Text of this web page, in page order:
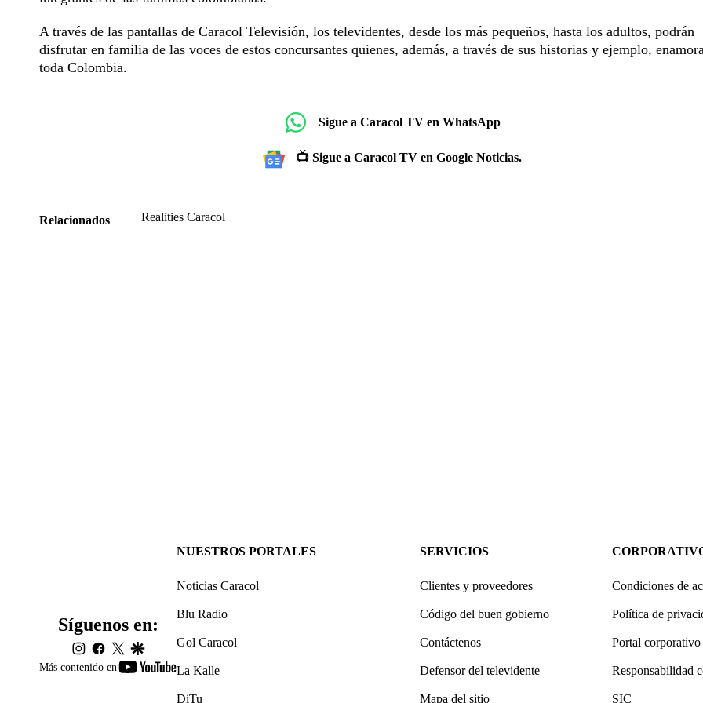
A través de las pantallas de Caracol Televisión, los televidentes, desde los más pequeños, hasta los adultos, podrán
disfrutar en familia de las voces de estos concursantes quienes, además, a través de sus historias y ejemplo,
toda Colombia.
Sigue a Caracol TV en WhatsApp
📺 Sigue a Caracol TV en Google Noticias.
Relacionados Realities Caracol
Más contenido en
youtube-
Síguenos en:
instagram
facebook
twittergoogle
NUESTROS PORTALES
Noticias Caracol
Blu Radio
Gol Caracol
La Kalle
DiTu
SERVICIOS
Clientes y proveedores
Código del buen gobierno
Contáctenos
Defensor del televidente
Mapa del sitio
Condiciones de
Política de
Portal corporativo
Responsabilidad
SIC